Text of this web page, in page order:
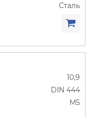
Сталь
10,9
DIN 444
М5